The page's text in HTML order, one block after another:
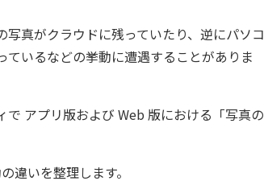
真がクラウドに残っていたり、逆にパソコ
いるなどの挙動に遭遇することがありま
アプリ版および Web 版における「写真の
違いを整理します。